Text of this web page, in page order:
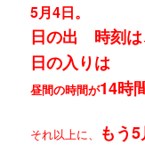
5月4日。
日の出 時刻
日の入り
昼間の時間が14時
それ以上に、
もう